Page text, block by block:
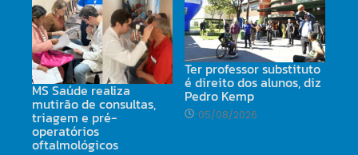
MS Saúde realiza
mutirão de consultas,
triagem e pré-
operatórios
oftalmológicos
Ter professor substituto
é direito dos alunos, diz
Pedro Kemp
05/08/2026